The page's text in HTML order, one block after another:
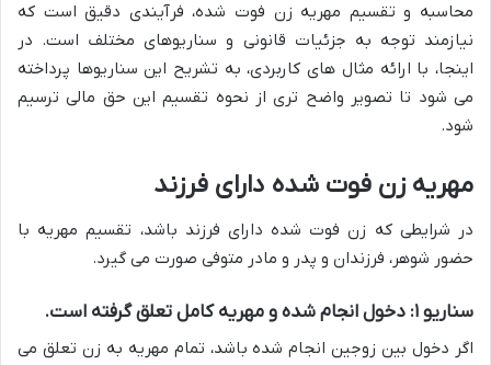
محاسبه و تقسیم مهریه زن فوت شده، فرآیندی دقیق است که
نیازمند توجه به جزئیات قانونی و سناریوهای مختلف است. در
اینجا، با ارائه مثال های کاربردی، به تشریح این سناریوها پرداخته
می شود تا تصویر واضح تری از نحوه تقسیم این حق مالی ترسیم
شود.
مهریه زن فوت شده دارای فرزند
در شرایطی که زن فوت شده دارای فرزند باشد، تقسیم مهریه با
حضور شوهر، فرزندان و پدر و مادر متوفی صورت می گیرد.
سناریو ۱: دخول انجام شده و مهریه کامل تعلق گرفته است.
اگر دخول بین زوجین انجام شده باشد، تمام مهریه به زن تعلق می